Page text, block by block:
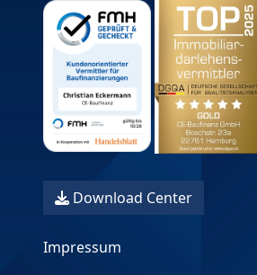
Download Center
Impressum